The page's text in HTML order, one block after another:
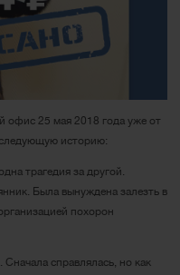
офис 25 мая 2018 года уже от
следующую историю:
трагедия за другой.
Была вынуждена залезть в
похорон
справлялась, но как